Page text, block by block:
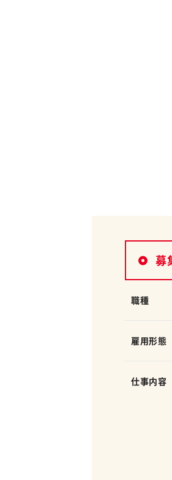
募
職種
雇用形態
仕事内容